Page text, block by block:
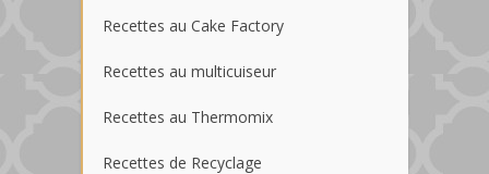
Recettes au Cake Factory
Recettes au multicuiseur
Recettes au Thermomix
Recettes de Recyclage